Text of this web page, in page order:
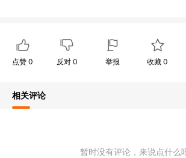
点赞 0 反对0 举报 收藏 0
相关评论
暂时没有评论，来说点什么